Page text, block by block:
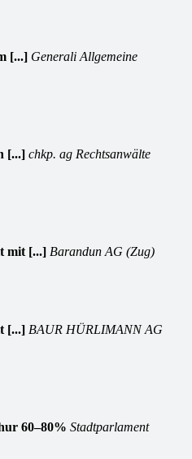
[...] Generali Allgemeine
[...] chkp. ag Rechtsanwälte
mit [...] Barandun AG (Zug)
[...] BAUR HÜRLIMANN AG
60–80% Stadtparlament